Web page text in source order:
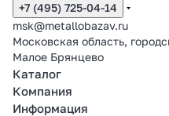
+7 (495) 725-04-14
msk@metallobazav.ru
Московская область,
Малое Брянцево
Каталог
Компания
Информация